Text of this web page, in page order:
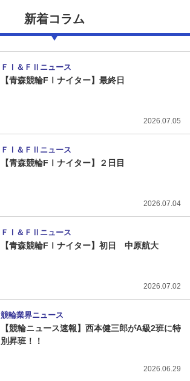
新着コラム
ＦⅠ＆ＦⅡニュース
【青森競輪FⅠナイター】最終日
2026.07.05
ＦⅠ＆ＦⅡニュース
【青森競輪FⅠナイター】２日目
2026.07.04
ＦⅠ＆ＦⅡニュース
【青森競輪FⅠナイター】初日 中原航大
2026.07.02
競輪業界ニュース
【競輪ニュース速報】西本健三郎がA級2班に特
別昇班！！
2026.06.29